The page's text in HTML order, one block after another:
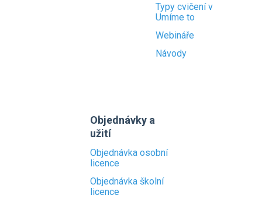
Typy cvičení v
Umíme to
Webináře
Návody
Objednávky a
užití
Objednávka osobní
licence
Objednávka školní
licence